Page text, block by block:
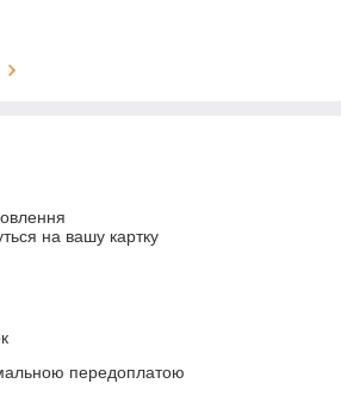
на вашу картку
передоплатою